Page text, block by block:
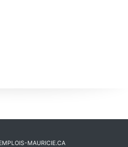
MAURICIE.CA